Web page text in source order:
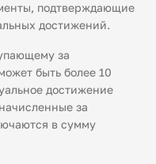
подтверждающие
достижений.
за
быть более 10
достижение
за
в сумму